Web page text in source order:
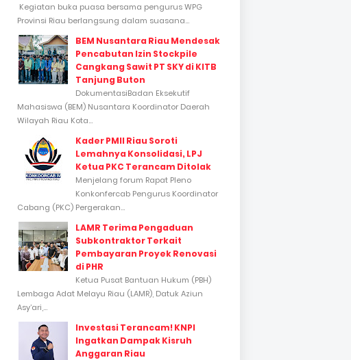
Kegiatan buka puasa bersama pengurus WPG
Provinsi Riau berlangsung dalam suasana...
BEM Nusantara Riau Mendesak
Pencabutan Izin Stockpile
Cangkang Sawit PT SKY di KITB
Tanjung Buton
DokumentasiBadan Eksekutif
Mahasiswa (BEM) Nusantara Koordinator Daerah
Wilayah Riau Kota...
Kader PMII Riau Soroti
Lemahnya Konsolidasi, LPJ
Ketua PKC Terancam Ditolak
Menjelang forum Rapat Pleno
Konkonfercab Pengurus Koordinator
Cabang (PKC) Pergerakan...
LAMR Terima Pengaduan
Subkontraktor Terkait
Pembayaran Proyek Renovasi
di PHR
Ketua Pusat Bantuan Hukum (PBH)
Lembaga Adat Melayu Riau (LAMR), Datuk Aziun
Asy’ari,...
Investasi Terancam! KNPI
Ingatkan Dampak Kisruh
Anggaran Riau